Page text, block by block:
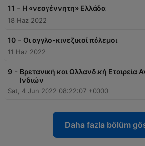
11 - Η «νεογέννητη» Ελλάδα
18 Haz 2022
10 - Οι αγγλο-κινεζικοί πόλεμοι
11 Haz 2022
9 - Βρετανική και Ολλανδική Εταιρεία
Ινδιών
Sat, 4 Jun 2022 08:22:07 +0000
Daha fazla bölüm